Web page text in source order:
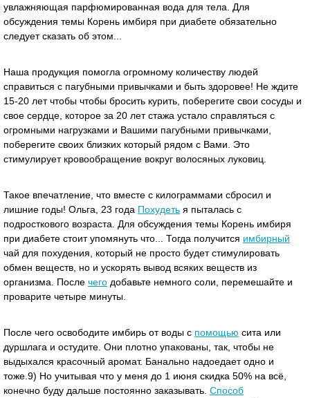
увлажняющая парфюмированная вода для тела. Для
обсуждения темы Корень имбиря при диабете обязательно
следует сказать об этом...
Наша продукция помогла огромному количеству людей
справиться с пагубными привычками и быть здоровее! Не ждите
15-20 лет чтобы чтобы бросить курить, поберегите свои сосуды и
свое сердце, которое за 20 лет стажа устало справляться с
огромными нагрузками и Вашими пагубными привычками,
поберегите своих близких который рядом с Вами. Это
стимулирует кровообращение вокруг волосяных луковиц.
Такое впечатление, что вместе с килограммами сбросил и
лишние годы! Ольга, 23 года Похудеть я пыталась с
подросткового возраста. Для обсуждения темы Корень имбиря
при диабете стоит упомянуть что... Тогда получится имбирный
чай для похудения, который не просто будет стимулировать
обмен веществ, но и ускорять вывод всяких веществ из
организма. После чего добавьте немного соли, перемешайте и
проварите четыре минуты.
После чего освободите имбирь от воды с помощью сита или
дуршлага и остудите. Они плотно упакованы, так, чтобы не
выдыхался красочный аромат. Банально надоедает одно и
тоже.9) Но учитывая что у меня до 1 июня скидка 50% на всё,
конечно буду дальше постоянно заказывать. Способ